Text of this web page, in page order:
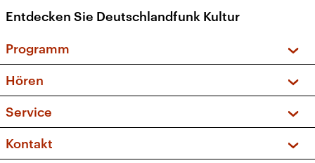
Entdecken Sie Deutschlandfunk Kultur
Programm
Sendungen und Podcasts
Musikliste
Kakadu – Das Kinderprogramm
Hören
Frequenzen (UKW + DAB+)
Service
FAQ
Kontakt